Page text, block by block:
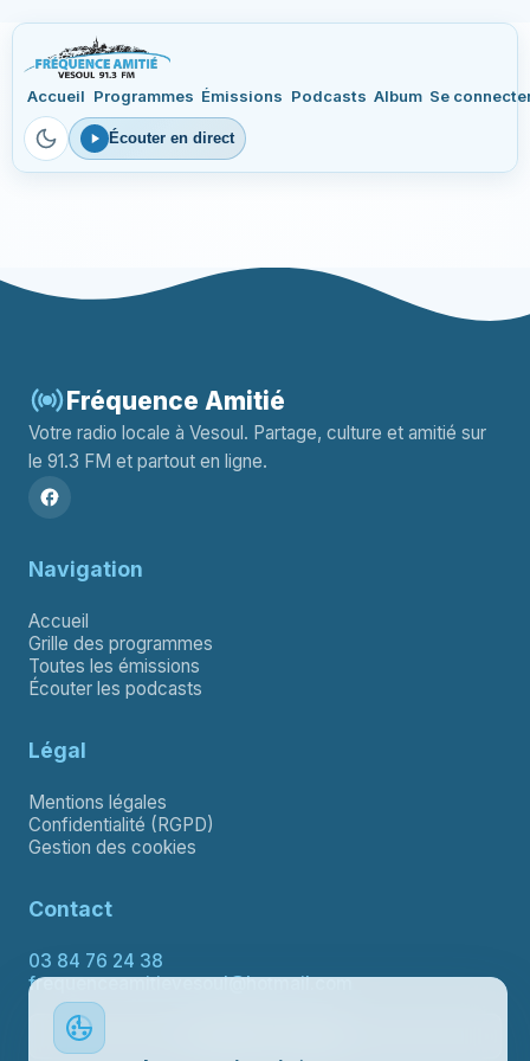
Accueil Programmes Émissions Podcasts Album Se
Écouter en direct
Fréquence Amitié
Votre radio locale à Vesoul. Partage, culture et amitié sur
le 91.3 FM et partout en ligne.
Navigation
Accueil
Grille des programmes
Toutes les émissions
Écouter les podcasts
Légal
Mentions légales
Confidentialité (RGPD)
Gestion des cookies
Contact
03 84 76 24 38
frequenceamitievesoul@hotmail.com